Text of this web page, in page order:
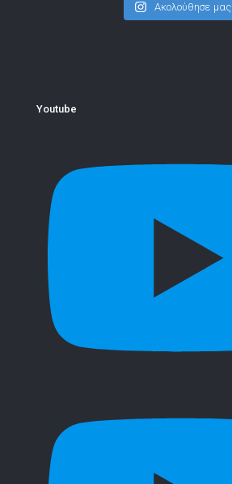
Ακολούθησε μας
Youtube